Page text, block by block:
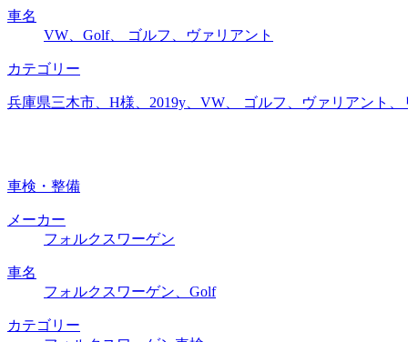
車名
VW、Golf、 ゴルフ、ヴァリアント
カテゴリー
兵庫県三木市、H様、2019y、VW、 ゴルフ、ヴァリアント
車検・整備
メーカー
フォルクスワーゲン
車名
フォルクスワーゲン、Golf
カテゴリー